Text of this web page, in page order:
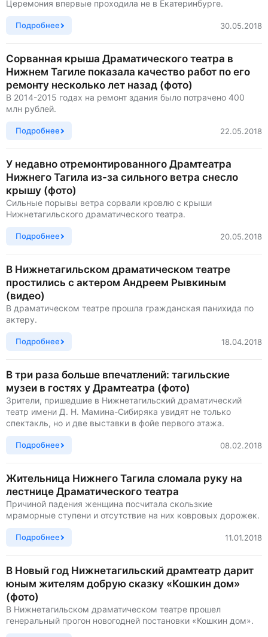
Церемония впервые проходила не в Екатеринбурге.
Подробнее 30.05.2018
Сорванная крыша Драматического театра в
Нижнем Тагиле показала качество работ по его
ремонту несколько лет назад (фото)
В 2014-2015 годах на ремонт здания было потрачено 400
млн рублей.
Подробнее 22.05.2018
У недавно отремонтированного Драмтеатра
Нижнего Тагила из-за сильного ветра снесло
крышу (фото)
Сильные порывы ветра сорвали кровлю с крыши
Нижнетагильского драматического театра.
Подробнее 20.05.2018
В Нижнетагильском драматическом театре
простились с актером Андреем Рывкиным
(видео)
В драматическом театре прошла гражданская панихида по
актеру.
Подробнее 18.04.2018
В три раза больше впечатлений: тагильские
музеи в гостях у Драмтеатра (фото)
Зрители, пришедшие в Нижнетагильский драматический
театр имени Д. Н. Мамина-Сибиряка увидят не только
спектакль, но и две выставки в фойе первого этажа.
Подробнее 08.02.2018
Жительница Нижнего Тагила сломала руку на
лестнице Драматического театра
Причиной падения женщина посчитала скользкие
мраморные ступени и отсутствие на них ковровых дорожек.
Подробнее 11.01.2018
В Новый год Нижнетагильский драмтеатр дарит
юным жителям добрую сказку «Кошкин дом»
(фото)
В Нижнетагильском драматическом театре прошел
генеральный прогон новогодней постановки «Кошкин дом».